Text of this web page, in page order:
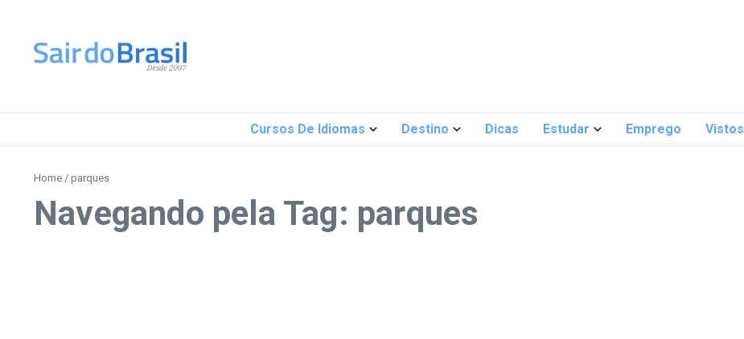
Cursos De Idiomas Destino Dicas Estudar Emprego Vistos
Home / parques
Navegando pela Tag: parques